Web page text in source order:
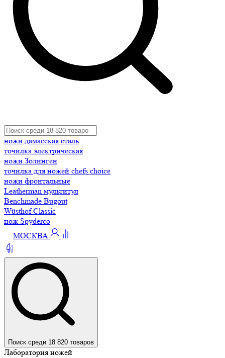
ножи дамасская сталь
точилка электрическая
ножи Золинген
точилка для ножей chefs choice
ножи фронтальные
Leatherman мультитул
Benchmade Bugout
Wüsthof Classic
нож Spyderco
МОСКВА
Поиск среди 18 820 товаров
Лаборатория ножей